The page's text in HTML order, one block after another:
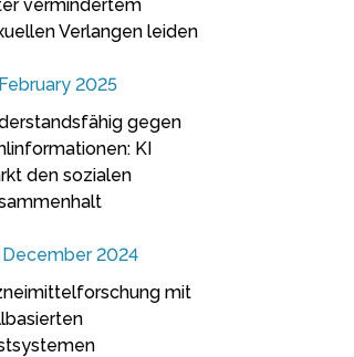
vermindertem
Verlangen leiden
2025
gegen
KI
den sozialen
2024
mit